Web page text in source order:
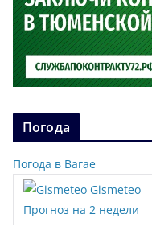
Погода
Погода в Вагае
Gismeteo
Прогноз на 2 недели